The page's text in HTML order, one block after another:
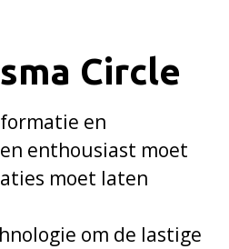
Circle
en
enthousiast moet
moet laten
om de lastige